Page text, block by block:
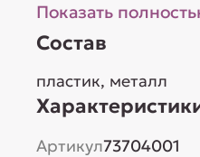
Показать
Состав
пластик, металл
Артикул73704001